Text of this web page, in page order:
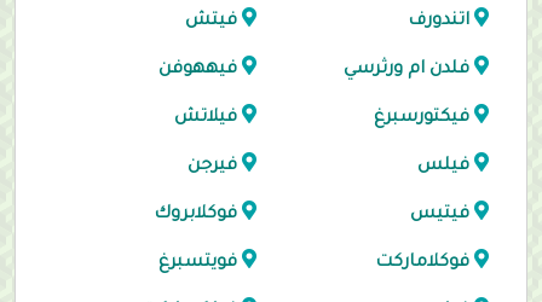
اتندورف فيتش
فلدن ام ورثرسي فيههوفن
فيكتورسبرغ فيلاتش
فيلس فيرجن
فيتيس فوكلابروك
فوكلاماركت فويتسبرغ